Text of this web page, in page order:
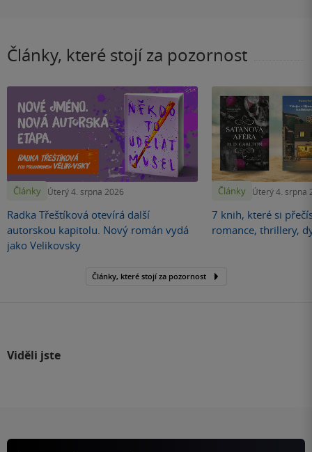
Články, které stojí za pozornost
Články Úterý 4. srpna 2026
Radka Třeštíková otevírá další
autorskou kapitolu. Nový román vydá
jako Velikovsky
Články Úterý 4. srpna
7 knih, které si
romance, thrillery,
Články, které stojí za pozornost
Viděli jste